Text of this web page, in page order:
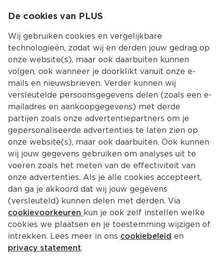
Kies jouw
Terug Producten
Feestelijk PLUS Gourmet mini
kipspiesjes saté
De cookies van PLUS
Wij gebruiken cookies en vergelijkbare
technologieën, zodat wij en derden jouw gedrag op
onze website(s), maar ook daarbuiten kunnen
volgen, ook wanneer je doorklikt vanuit onze e-
mails en nieuwsbrieven. Verder kunnen wij
versleutelde persoonsgegevens delen (zoals een e-
mailadres en aankoopgegevens) met derde
partijen zoals onze advertentiepartners om je
gepersonaliseerde advertenties te laten zien op
onze website(s), maar ook daarbuiten. Ook kunnen
wij jouw gegevens gebruiken om analyses uit te
voeren zoals het meten van de effectiviteit van
onze advertenties. Als je alle cookies accepteert,
dan ga je akkoord dat wij jouw gegevens
(versleuteld) kunnen delen met derden. Via
cookievoorkeuren kun je ook zelf instellen welke
cookies we plaatsen en je toestemming wijzigen of
intrekken. Lees meer in ons cookiebeleid en
privacy statement.